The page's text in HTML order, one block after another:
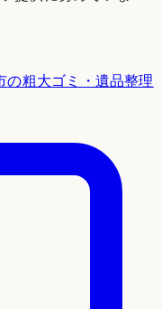
の粗大ゴミ・遺品整理